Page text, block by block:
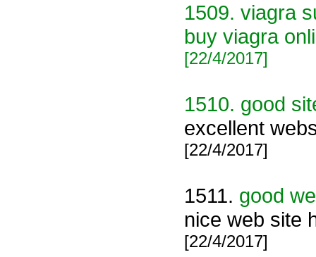
1509. viagra
buy viagra
[22/4/2017]
1510. good
excellent
[22/4/2017]
1511. good
nice web site
[22/4/2017]